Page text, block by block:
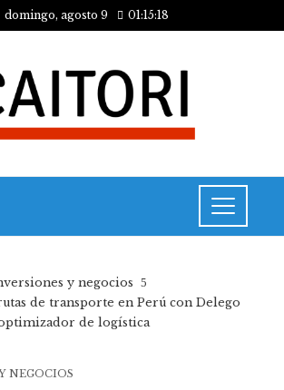
domingo, agosto 9 01:15:18
y negocios
de transporte en Perú con Delego
de logística
NEGOCIOS